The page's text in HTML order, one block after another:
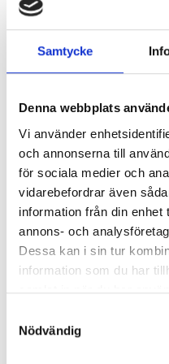
Samtycke
Denna webbplats
Vi använder
och annonserna till
för sociala medier och
vidarebefordrar även
information från din
annons- och
Dessa kan i sin tur
information som du har
Nödvändig
kV/kA:
kV/kA:
Ljusstyrning
Ljusstyrning:
Sensor:
Nödljus
Nödljus:
Dubbla införingshål på
Systemarmaturen är